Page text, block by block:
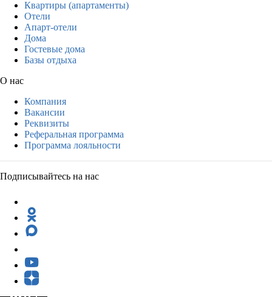
Квартиры (апартаменты)
Отели
Апарт-отели
Дома
Гостевые дома
Базы отдыха
О нас
Компания
Вакансии
Реквизиты
Реферальная программа
Программа лояльности
Подписывайтесь на нас